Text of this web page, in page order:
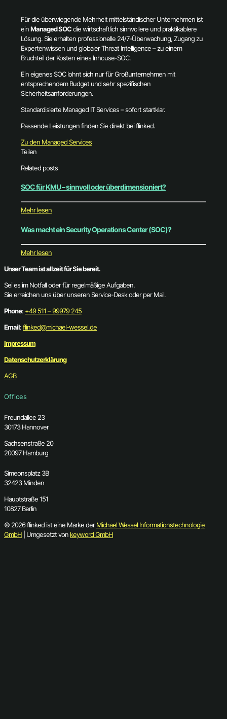
Für die überwiegende Mehrheit mittelständischer Unternehmen ist
einManaged SOCdie wirtschaftlich sinnvollere und praktikablere
Lösung. Sie erhalten professionelle 24/7-Überwachung, Zugang zu
Expertenwissen und globaler Threat Intelligence – zu einem
Bruchteil der Kosten eines Inhouse-SOC.
Ein eigenes SOC lohnt sich nur für Großunternehmen mit
entsprechendem Budget und sehr spezifischen
Sicherheitsanforderungen.
Standardisierte Managed IT Services – sofort startklar.
Passende Leistungen finden Sie direkt bei flinked.
Zu den Managed Services
Teilen
Related posts
SOC für KMU – sinnvoll oder überdimensioniert?
Mehr lesen
Was macht ein Security Operations Center (SOC)?
Mehr lesen
Unser Team ist allzeit für Sie bereit.
Sei es im Notfall oder für regelmäßige Aufgaben.
Sie erreichen uns über unseren Service-Desk oder per Mail.
Phone: +49 511 – 99979 245
Email:flinked@michael-wessel.de
Impressum
Datenschutzerklärung
AGB
Offices
Freundallee 23
30173 Hannover
Sachsenstraße 20
20097 Hamburg
Simeonsplatz 3B
32423 Minden
Hauptstraße 151
10827 Berlin
© 2026 flinked ist eine Marke derMichael Wessel Informationstechnologie
GmbH | Umgesetzt von keyword GmbH